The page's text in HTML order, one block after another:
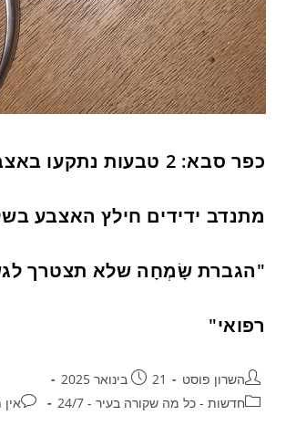
כפר סבא: 2 טבעות
מתנדב ידידים חילץ האצבע
"הגברת שָׂמְחָה שלא תצטרך
רפואי"
השרון פוסט
21 בינואר 2025
חדשות - כל מה שקורה בעיר - 24/7